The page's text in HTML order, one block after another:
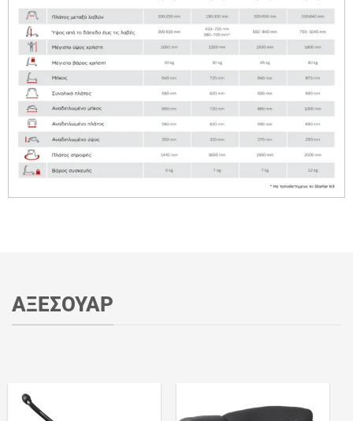
ΑΞΕΣΟΥΑΡ